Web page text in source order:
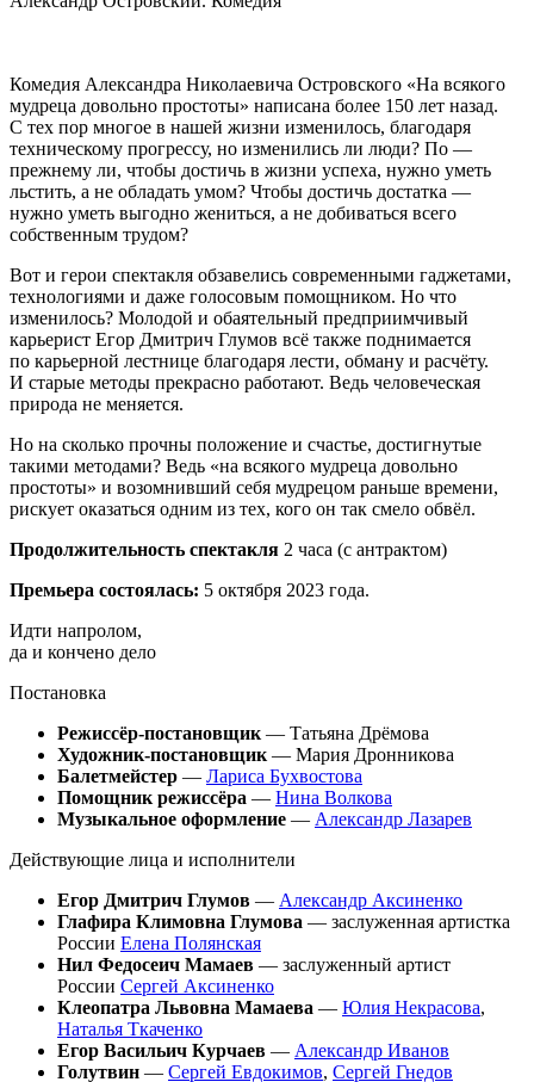
Комедия Александра Николаевича Островского «На всякого
мудреца довольно простоты» написана более 150 лет назад.
С тех пор многое в нашей жизни изменилось, благодаря
техническому прогрессу, но изменились ли люди? По —
прежнему ли, чтобы достичь в жизни успеха, нужно уметь
льстить, а не обладать умом? Чтобы достичь достатка —
нужно уметь выгодно жениться, а не добиваться всего
собственным трудом?
Вот и герои спектакля обзавелись современными гаджетами,
технологиями и даже голосовым помощником. Но что
изменилось? Молодой и обаятельный предприимчивый
карьерист Егор Дмитрич Глумов всё также поднимается
по карьерной лестнице благодаря лести, обману и расчёту.
И старые методы прекрасно работают. Ведь человеческая
природа не меняется.
Но на сколько прочны положение и счастье, достигнутые
такими методами? Ведь «на всякого мудреца довольно
простоты» и возомнивший себя мудрецом раньше времени,
рискует оказаться одним из тех, кого он так смело обвёл.
Продолжительность спектакля 2 часа (с антрактом)
Премьера состоялась: 5 октября 2023 года.
Идти напролом,
да и кончено дело
Постановка
Режиссёр-постановщик — Татьяна Дрёмова
Художник-постановщик — Мария Дронникова
Балетмейстер — Лариса Бухвостова
Помощник режиссёра — Нина Волкова
Музыкальное оформление — Александр Лазарев
Действующие лица и исполнители
Егор Дмитрич Глумов — Александр Аксиненко
Глафира Климовна Глумова — заслуженная артистка
России Елена Полянская
Нил Федосеич Мамаев — заслуженный артист
России Сергей Аксиненко
Клеопатра Львовна Мамаева — Юлия Некрасова,
Наталья Ткаченко
Егор Васильич Курчаев — Александр Иванов
Голутвин — Сергей Евдокимов, Сергей Гнедов